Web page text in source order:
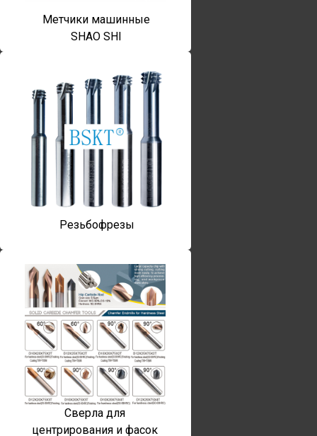
Метчики машинные
SHAO SHI
Резьбофрезы
Сверла для
центрирования и фасок